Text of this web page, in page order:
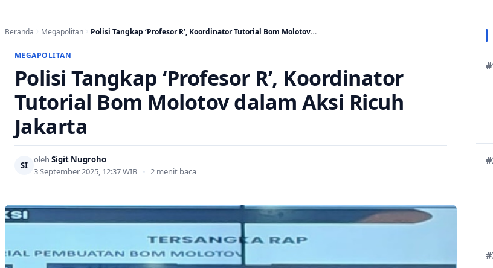
Beranda Megapolitan Polisi Tangkap ‘Profesor R’, Koordinator Tutorial Bom Molotov…
MEGAPOLITAN
Polisi Tangkap ‘Profesor R’, Koordinator
Tutorial Bom Molotov dalam Aksi Ricuh
Jakarta
SI
oleh Sigit Nugroho
3 September 2025, 12:37 WIB • 2 menit baca